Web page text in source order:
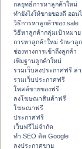
กลยุทธ์การหาลูกค้าใหม่
ทํายังไงให้ขายของดี ออน
วิธีการหาลูกค้าของ sale
วิธีหาลูกค้ากลุ่มเป้าหมาย
การหาลูกค้าใหม่ รักษาลูก
ช่องทางการเข้าถึงลูกค้า
เพิ่มฐานลูกค้าใหม่
รวมเว็บลงประกาศฟรี ล่
รวมเว็บประกาศฟรี
โพสต์ขายของฟรี
ลงโฆษณาสินค้าฟรี
โฆษณาฟรี
ประกาศฟรี
เว็บฟรีไม่จำกัด
ทำ SEO ติด Google
ลงประกาศขาย